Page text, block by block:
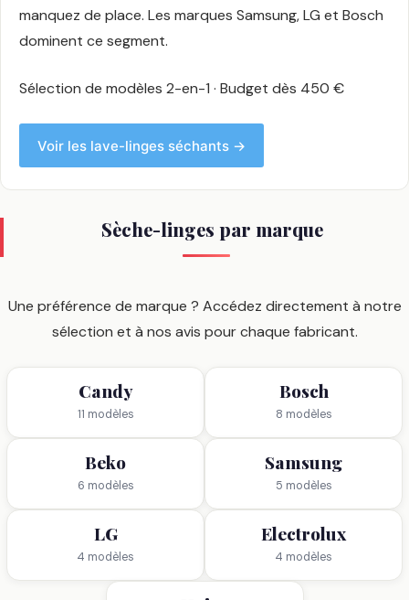
manquez de place. Les marques Samsung, LG et Bosch
dominent ce segment.
Sélection de modèles 2-en-1 · Budget dès 450 €
Voir les lave-linges séchants →
Sèche-linges par marque
Une préférence de marque ? Accédez directement à notre
sélection et à nos avis pour chaque fabricant.
Candy
11 modèles
Bosch
8 modèles
Beko
6 modèles
Samsung
5 modèles
LG
4 modèles
Electrolux
4 modèles